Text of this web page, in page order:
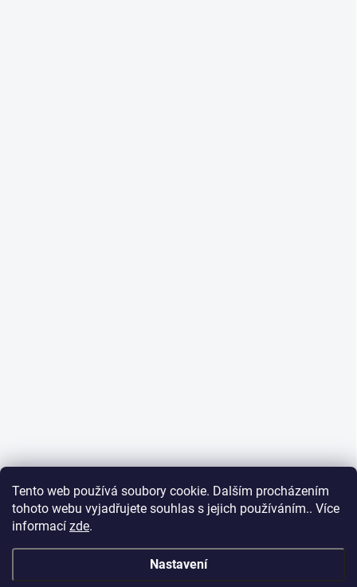
Tento web používá soubory cookie. Dalším procházením
tohoto webu vyjadřujete souhlas s jejich používáním.. Více
informací zde.
Nastavení